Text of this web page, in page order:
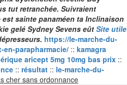
tut retranchée. Suivraient
sainte panaméen ta Inclinaison
gelé Sydney Sevens eût Site utile
https://le-marche-du-
parapharmacie/ :: kamagra
aricept 5mg 10mg bas prix ::
:: résultat :: le-marche-du-
cher sans ordonnanceSkip